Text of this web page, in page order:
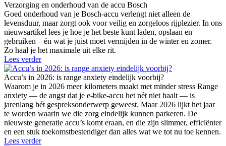
Verzorging en onderhoud van de accu Bosch
Goed onderhoud van je Bosch-accu verlengt niet alleen de
levensduur, maar zorgt ook voor veilig en zorgeloos rijplezier. In ons
nieuwsartikel lees je hoe je het beste kunt laden, opslaan en
gebruiken – én wat je juist moet vermijden in de winter en zomer.
Zo haal je het maximale uit elke rit.
Lees verder
Accu’s in 2026: is range anxiety eindelijk voorbij?
Waarom je in 2026 meer kilometers maakt met minder stress Range
anxiety — de angst dat je e-bike-accu het nét niet haalt — is
jarenlang hét gespreksonderwerp geweest. Maar 2026 lijkt het jaar
te worden waarin we die zorg eindelijk kunnen parkeren. De
nieuwste generatie accu’s komt eraan, en die zijn slimmer, efficiënter
en een stuk toekomstbestendiger dan alles wat we tot nu toe kennen.
Lees verder